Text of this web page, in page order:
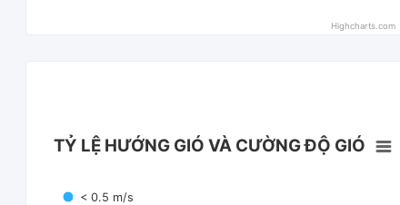
Highcharts.com
TỶ LỆ HƯỚNG GIÓ VÀ CƯỜNG ĐỘ GIÓ
< 0.5 m/s